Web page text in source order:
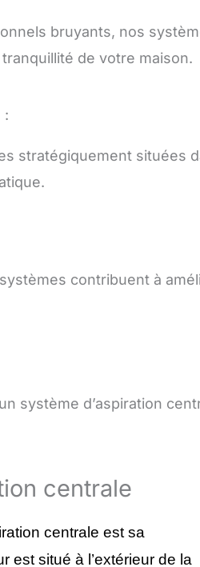
bruyants, nos
de votre maison.
:
stratégiquement situées
contribuent à
système d’aspiration
centrale
centrale est sa
est situé à l’extérieur de la